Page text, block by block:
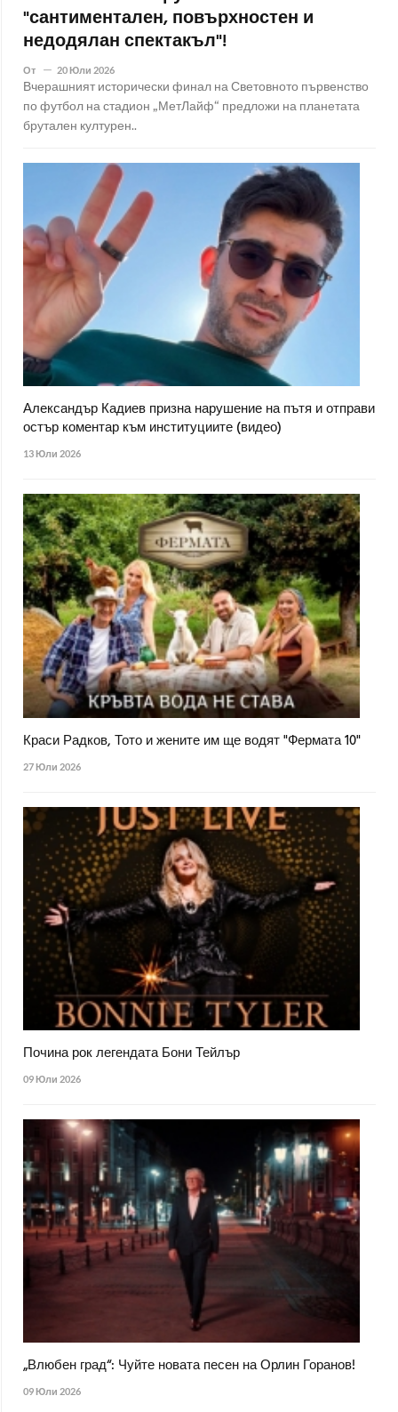
"сантиментален, повърхностен и
недодялан спектакъл"!
От 20 Юли 2026
Вчерашният исторически финал на Световното първенство
по футбол на стадион „МетЛайф“ предложи на планетата
брутален културен..
Александър Кадиев призна нарушение на пътя и отправи
остър коментар към институциите (видео)
13 Юли 2026
Краси Радков, Тото и жените им ще водят "Фермата 10"
27 Юли 2026
Почина рок легендата Бони Тейлър
09 Юли 2026
„Влюбен град“: Чуйте новата песен на Орлин Горанов!
09 Юли 2026